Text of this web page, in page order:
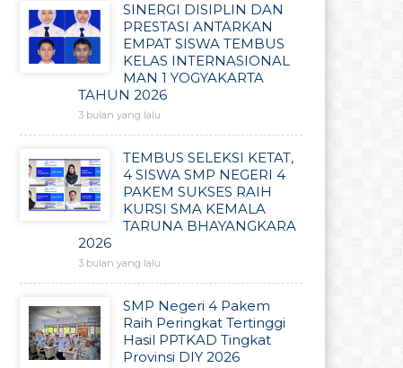
SINERGI DISIPLIN DAN
PRESTASI ANTARKAN
EMPAT SISWA TEMBUS
KELAS INTERNASIONAL
MAN 1 YOGYAKARTA
TAHUN 2026
3 bulan yang lalu
TEMBUS SELEKSI KETAT,
4 SISWA SMP NEGERI 4
PAKEM SUKSES RAIH
KURSI SMA KEMALA
TARUNA BHAYANGKARA
2026
3 bulan yang lalu
SMP Negeri 4 Pakem
Raih Peringkat Tertinggi
Hasil PPTKAD Tingkat
Provinsi DIY 2026